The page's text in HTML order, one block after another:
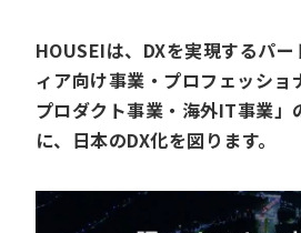
HOUSEIは、DXを実現するパ
ィア向け事業・プロフェッショ
プロダクト事業・海外IT事業」
に、日本のDX化を図ります。